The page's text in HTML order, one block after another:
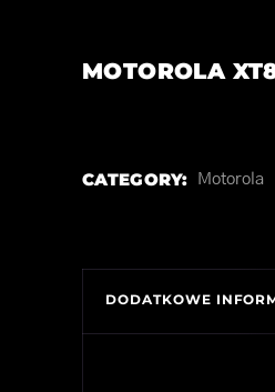
MOTOROLA
CATEGORY: Motorola
DODATKOWE